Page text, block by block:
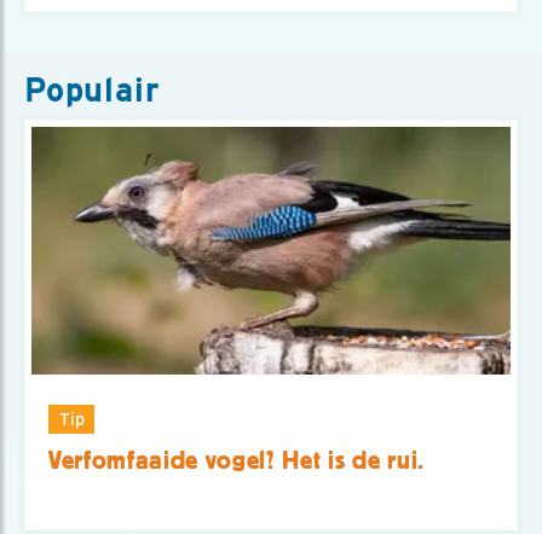
Populair
Tip
Verfomfaaide vogel? Het is de rui.